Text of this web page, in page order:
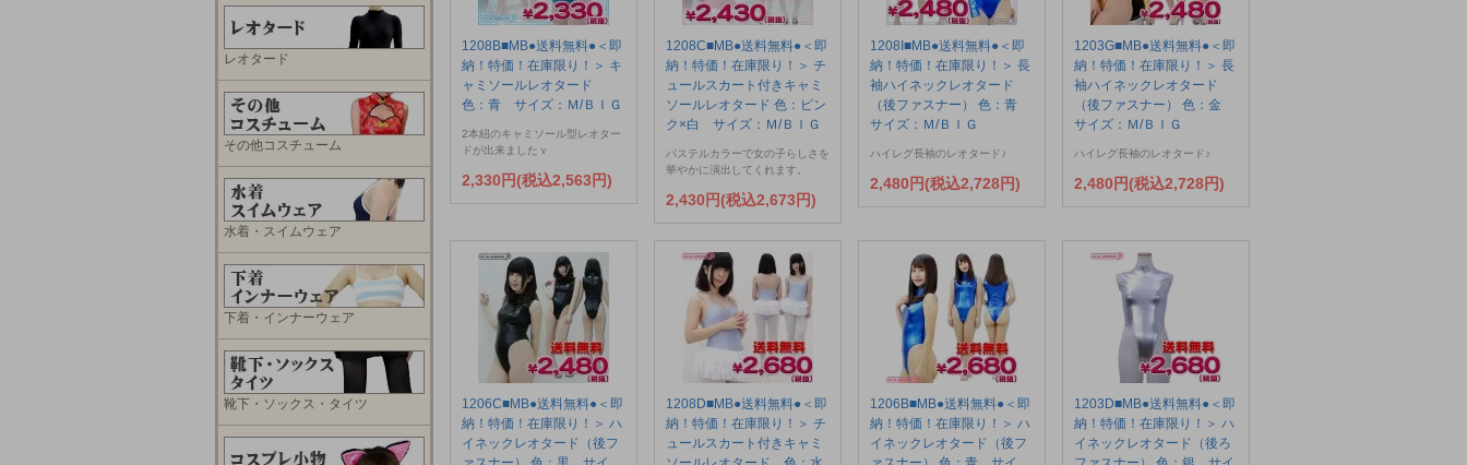
1208B■MB●送料無料●＜即
納！特価！在庫限り！＞ キ
ャミソールレオタード
色：青 サイズ：Ｍ/ＢＩＧ
2本紐のキャミソール型レオター
ドが出来ましたｖ
2,330円(税込2,563円)
1208C■MB●送料無料●＜即
納！特価！在庫限り！＞ チ
ュールスカート付きキャミ
ソールレオタード 色：ピン
ク×白 サイズ：Ｍ/ＢＩＧ
パステルカラーで女の子らしさを
華やかに演出してくれます。
2,430円(税込2,673円)
1208I■MB●送料無料●＜即
納！特価！在庫限り！＞ 長
袖ハイネックレオタード
（後ファスナー） 色：青
サイズ：Ｍ/ＢＩＧ
ハイレグ長袖のレオタード♪
2,480円(税込2,728円)
1203G■MB●送料無料●＜即
納！特価！在庫限り！＞ 長
袖ハイネックレオタード
（後ファスナー） 色：金
サイズ：Ｍ/ＢＩＧ
ハイレグ長袖のレオタード♪
2,480円(税込2,728円)
1206C■MB●送料無料●＜即
納！特価！在庫限り！＞ ハ
イネックレオタード（後フ
1208D■MB●送料無料●＜即
納！特価！在庫限り！＞ チ
ュールスカート付きキャミ
1206B■MB●送料無料●＜即
納！特価！在庫限り！＞ ハ
イネックレオタード（後フ
1203D■MB●送料無料●＜即
納！特価！在庫限り！＞ ハ
イネックレオタード（後ろ
レオタード
その他コスチューム
水着・スイムウェア
下着・インナーウェア
靴下・ソックス・タイツ